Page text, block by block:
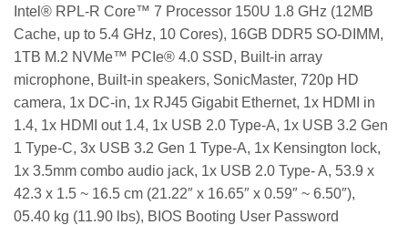
Intel® RPL-R Core™ 7 Processor 150U 1.8 GHz (12MB
Cache, up to 5.4 GHz, 10 Cores), 16GB DDR5 SO-DIMM,
1TB M.2 NVMe™ PCIe® 4.0 SSD, Built-in array
microphone, Built-in speakers, SonicMaster, 720p HD
camera, 1x DC-in, 1x RJ45 Gigabit Ethernet, 1x HDMI in
1.4, 1x HDMI out 1.4, 1x USB 2.0 Type-A, 1x USB 3.2 Gen
1 Type-C, 3x USB 3.2 Gen 1 Type-A, 1x Kensington lock,
1x 3.5mm combo audio jack, 1x USB 2.0 Type- A, 53.9 x
42.3 x 1.5 ~ 16.5 cm (21.22″ x 16.65″ x 0.59″ ~ 6.50″),
05.40 kg (11.90 lbs), BIOS Booting User Password